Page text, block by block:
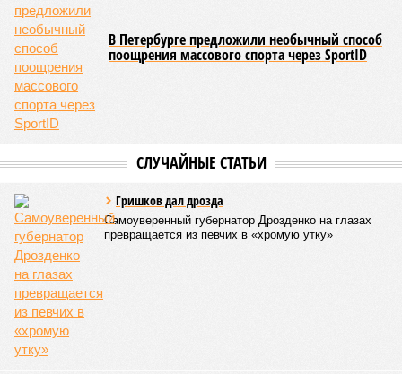
по олимпиадам было зачислено 292 человека, а по особой
квоте для сирот и инвалидов – чуть более сотни.
Стоит отметить,что отдельная квота показала низкую
востребованность в творческих вузах и филиалах
столичных университетов. Обращает на себя внимание и
тот факт, что большинство поступивших по данной квоте
многие из них имели шансы на поступление по общему
и студенты с высокими баллами, поступившие в
различные университеты.
Петербурские
врачи завершили
оперативное
лечение девочки из